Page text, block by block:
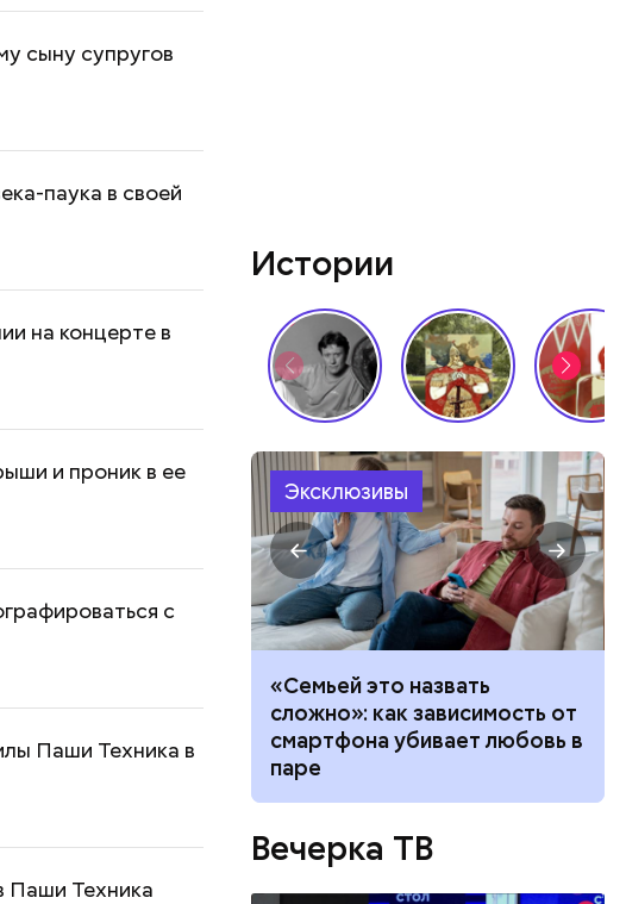
сыну супругов
паука в своей
на концерте в
и проник в ее
с
Паши Техника в
Паши Техника
Истории
Эксклюзивы
участка борщевик и
почву
«Семьей это назвать
сложно»: как зависимость от
смартфона убивает любовь в
паре
Вечерка ТВ